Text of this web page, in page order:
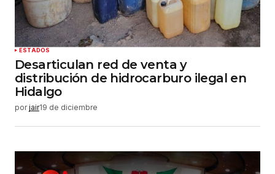
ESTADOS
Desarticulan red de venta y
distribución de hidrocarburo ilegal en
Hidalgo
por jair19 de diciembre